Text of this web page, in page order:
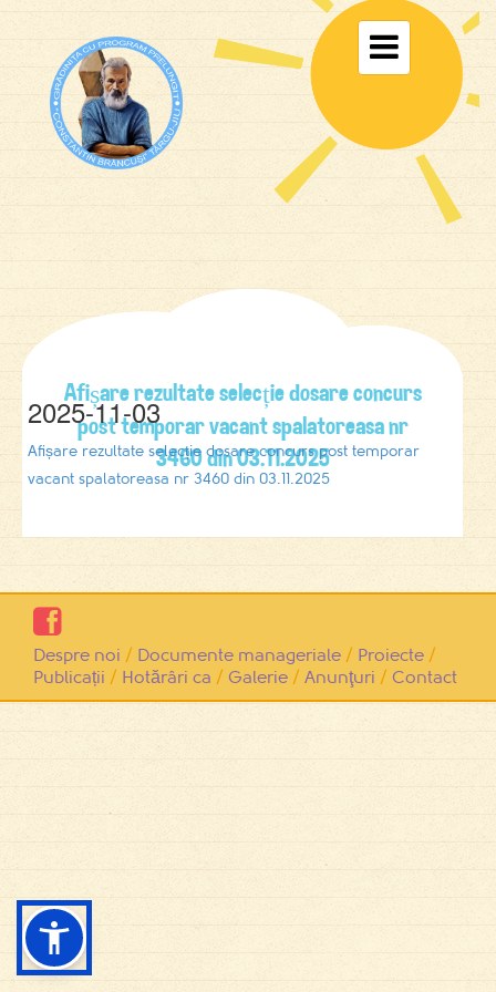
Toggle

Afișare rezultate selecție dosare concurs
post temporar vacant spalatoreasa nr
3460 din 03.11.2025
2025-11-03
Afișare rezultate selecție dosare concurs post temporar
vacant spalatoreasa nr 3460 din 03.11.2025

Despre noi / Documente manageriale / Proiecte /
Publicații / Hotărâri ca / Galerie / Anunţuri / Contact